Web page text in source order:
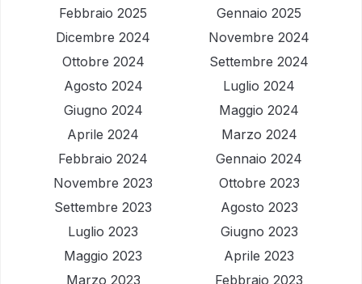
Febbraio 2025
Gennaio 2025
Dicembre 2024
Novembre 2024
Ottobre 2024
Settembre 2024
Agosto 2024
Luglio 2024
Giugno 2024
Maggio 2024
Aprile 2024
Marzo 2024
Febbraio 2024
Gennaio 2024
Novembre 2023
Ottobre 2023
Settembre 2023
Agosto 2023
Luglio 2023
Giugno 2023
Maggio 2023
Aprile 2023
Marzo 2023
Febbraio 2023